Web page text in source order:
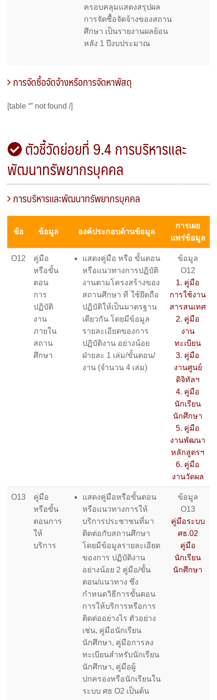
ครอบคลุมแสดงสรุปผล
การจัดซื้อจัดจ้างของสถาน
ศึกษา เป็นรายงานผลย้อน
หลัง 1 ปีงบประมาณ
การจัดซื้อจัดจ้างหรือการจัดหาพัสดุ
[table “” not found /]
ตัวชี้วัดย่อยที่ 9.4 การบริหารและ
พัฒนาทรัพยากรบุคคล
การบริหารและพัฒนาทรัพยากรบุคคล
ข้อ ข้อมูล องค์ประกอบด้านข้อมูล
การเผย
แพร่ข้อมูล
O12
คู่มือ
หรือขั้น
ตอน
การ
ปฏิบัติ
งาน
ภายใน
สถาน
ศึกษา
แสดงคู่มือ หรือ ขั้นตอน
หรือแนวทางการปฏิบัติ
งานตามโครงสร้างของ
สถานศึกษา ที ่ใช้ยึดถือ
ปฏิบัติให้เป็นมาตรฐาน
เดียวกัน โดยมีข้อมูล
รายละเอียดของการ
ปฏิบัติงาน อย่างน้อย
ฝ่ายละ 1 เล่ม/ขั้นตอน/
งาน (จำนวน 4 เล่ม)
ข้อมูล
O12
1. คู่มือ
การใช้งาน
สารสนเทศ
2. คู่มือ
งาน
ทะเบียน
3. คู่มือ
งานศูนย์
ดิจิทัลฯ
4. คู่มือ
นักเรียน
นักศึกษา
5. คู่มือ
งานพัฒนา
หลักสูตรฯ
6. คู่มือ
งานวัดผล
O13
คู่มือ
หรือขั้น
ตอนการ
ให้
บริการ
แสดงคู่มือหรือขั้นตอน
หรือแนวทางการให้
บริการประชาชนที่มา
ติดต่อกับสถานศึกษา
โดยมีข้อมูลรายละเอียด
ของการ ปฏิบัติงาน
อย่างน้อย 2 คู่มือ/ขั้น
ตอน/แนวทาง ซึ่ง
กำหนดวิธีการขั้นตอน
การให้บริการหรือการ
ติดต่ออย่างไร ตัวอย่าง
เช่น, คู่มือนักเรียน
นักศึกษา, คู่มือการลง
ทะเบียนสำหรับนักเรียน
นักศึกษา, คู่มือผู้
ปกครองหรือนักเรียนใน
ระบบ ศธ O2 เป็นต้น
ข้อมูล
O13
คู่มือระบบ
ศธ.02
คู่มือ
นักเรียน
นักศึกษา